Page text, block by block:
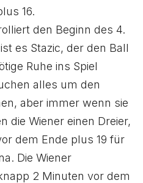
16.
den Beginn des 4.
es Stazic, der den Ball
Ruhe ins Spiel
alles um den
aber immer wenn sie
die Wiener einen Dreier,
dem Ende plus 19 für
Die Wiener
2 Minuten vor dem